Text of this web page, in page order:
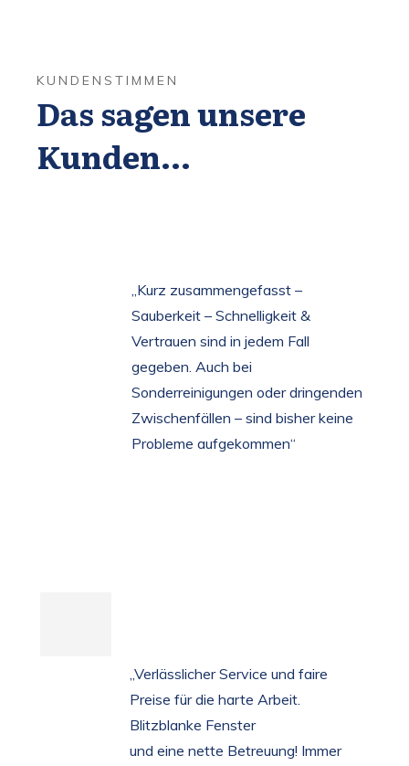
KUNDENSTIMMEN
Das sagen unsere
Kunden...
„Kurz zusammengefasst –
Sauberkeit – Schnelligkeit &
Vertrauen sind in jedem Fall
gegeben. Auch bei
Sonderreinigungen oder dringenden
Zwischenfällen – sind bisher keine
Probleme aufgekommen“
„Verlässlicher Service und faire
Preise für die harte Arbeit.
Blitzblanke Fenster
und eine nette Betreuung! Immer